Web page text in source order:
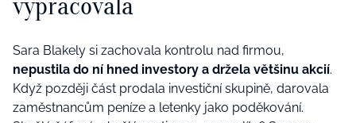
vypracovala
Sara Blakely si zachovala kontrolu nad firmou,
nepustila do ní hned investory a držela většinu akcií.
Když později část prodala investiční skupině, darovala
zaměstnancům peníze a letenky jako poděkování.